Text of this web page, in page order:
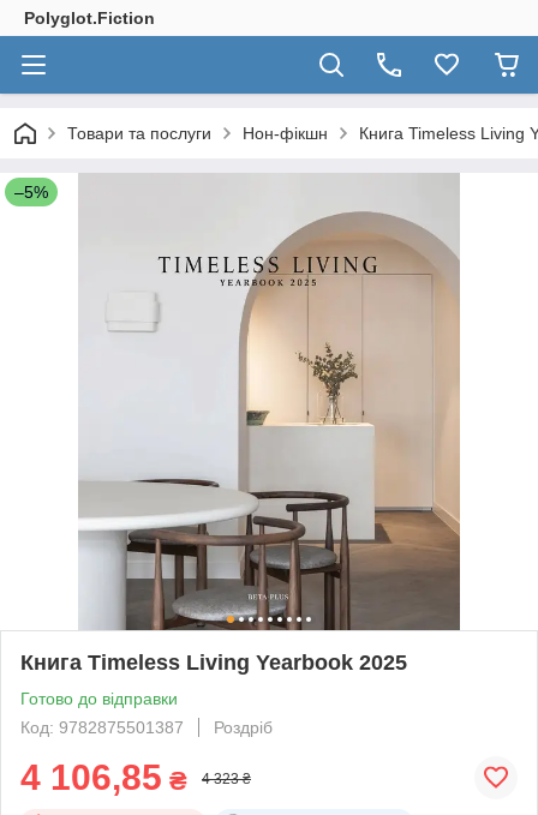
Polyglot.Fiction
Товари та послуги Нон-фікшн Книга Timeless Living
–5%
Книга Timeless Living Yearbook 2025
Готово до відправки
Код: 9782875501387
Роздріб
4 106,85 ₴ 4 323 ₴